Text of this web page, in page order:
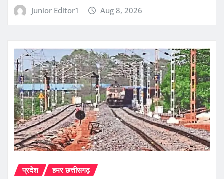
Junior Editor1 Aug 8, 2026
प्रदेश हमर छत्तीसगढ़